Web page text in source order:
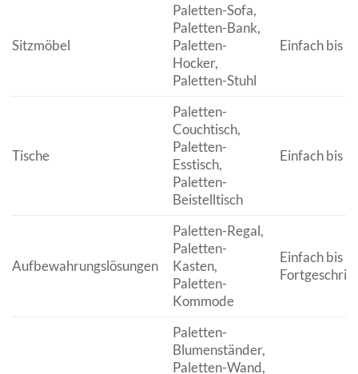
Sitzmöbel
Paletten-Sofa,
Paletten-Bank,
Paletten-
Hocker,
Paletten-Stuhl
Einfach bis
Tische
Paletten-
Couchtisch,
Paletten-
Esstisch,
Paletten-
Beistelltisch
Einfach bis
Aufbewahrungslösungen
Paletten-Regal,
Paletten-
Kasten,
Paletten-
Kommode
Einfach bis
Paletten-
Blumenständer,
Paletten-Wand,